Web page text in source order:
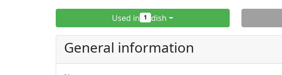
Used in 1 dish
General information